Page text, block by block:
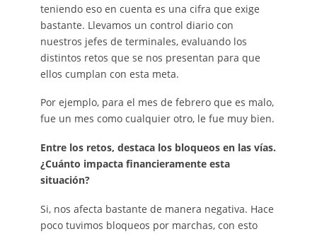
teniendo eso en cuenta es una cifra que exige
bastante. Llevamos un control diario con
nuestros jefes de terminales, evaluando los
distintos retos que se nos presentan para que
ellos cumplan con esta meta.
Por ejemplo, para el mes de febrero que es malo,
fue un mes como cualquier otro, le fue muy bien.
Entre los retos, destaca los bloqueos en las vías.
¿Cuánto impacta financieramente esta
situación?
Si, nos afecta bastante de manera negativa. Hace
poco tuvimos bloqueos por marchas, con esto